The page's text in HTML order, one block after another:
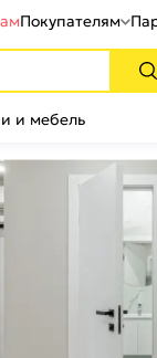
Покупателям
и мебель